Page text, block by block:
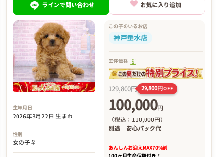
ラインで問い合わせ お気に入り追加
生年月日
2026年3月22日 生まれ
性別
女の子♀
この子のいるお店
神戸垂水店
生体価格
129,800円 29,800円OFF
100,000円
（税込：110,000円）
別途 安心パック代
あんしんお迎えMAX70%割